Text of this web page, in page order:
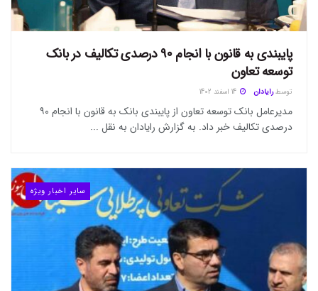
پایبندی به قانون با انجام ۹۰ درصدی تکالیف در بانک
توسعه تعاون
توسط رایادان
مدیرعامل بانک توسعه تعاون از پایبندی بانک به قانون با انجام ۹۰
درصدی تکالیف خبر داد. به گزارش رایادان به نقل ...
سایر اخبار ویژه